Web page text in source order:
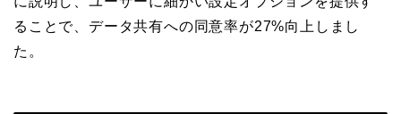
ることで、データ共有への同意率が27%向上しまし
た。